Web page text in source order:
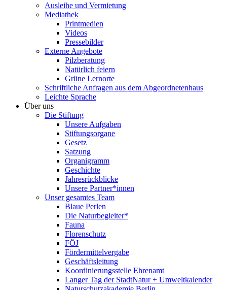
Ausleihe und Vermietung
Mediathek
Printmedien
Videos
Pressebilder
Externe Angebote
Pilzberatung
Natürlich feiern
Grüne Lernorte
Schriftliche Anfragen aus dem Abgeordnetenhaus
Leichte Sprache
Über uns
Die Stiftung
Unsere Aufgaben
Stiftungsorgane
Gesetz
Satzung
Organigramm
Geschichte
Jahresrückblicke
Unsere Partner*innen
Unser gesamtes Team
Blaue Perlen
Die Naturbegleiter*
Fauna
Florenschutz
FÖJ
Fördermittelvergabe
Geschäftsleitung
Koordinierungsstelle Ehrenamt
Langer Tag der StadtNatur + Umweltkalender